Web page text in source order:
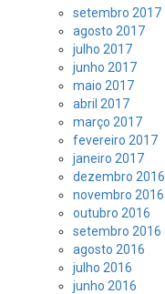
setembro 2017
agosto 2017
julho 2017
junho 2017
maio 2017
abril 2017
março 2017
fevereiro 2017
janeiro 2017
dezembro 2016
novembro 2016
outubro 2016
setembro 2016
agosto 2016
julho 2016
junho 2016